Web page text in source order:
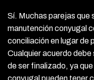
Sí. Muchas parejas que
manutención conyugal
conciliación en lugar de
Cualquier acuerdo
de ser finalizado, ya
conyugal pueden tener